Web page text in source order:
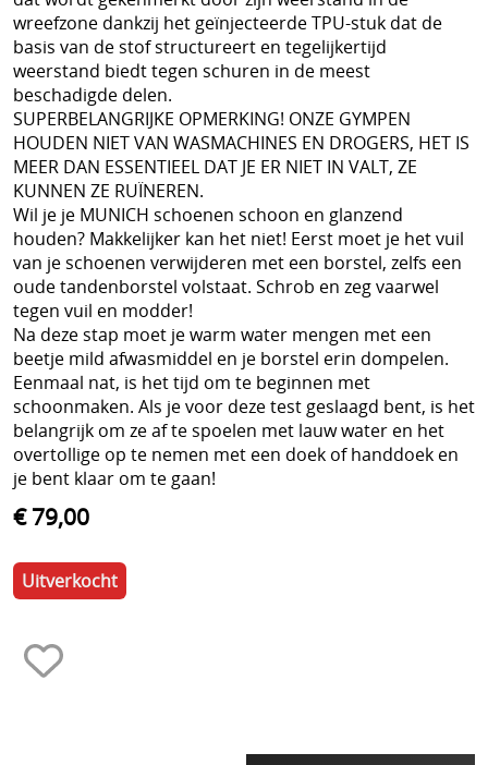
Tennis
Trainers Materiaal
wreefzone dankzij het geïnjecteerde TPU-stuk dat de
basis van de stof structureert en tegelijkertijd
weerstand biedt tegen schuren in de meest
beschadigde delen.
SUPERBELANGRIJKE OPMERKING! ONZE GYMPEN
HOUDEN NIET VAN WASMACHINES EN DROGERS, HET IS
MEER DAN ESSENTIEEL DAT JE ER NIET IN VALT, ZE
KUNNEN ZE RUÏNEREN.
Wil je je MUNICH schoenen schoon en glanzend
houden? Makkelijker kan het niet! Eerst moet je het vuil
van je schoenen verwijderen met een borstel, zelfs een
oude tandenborstel volstaat. Schrob en zeg vaarwel
tegen vuil en modder!
Na deze stap moet je warm water mengen met een
beetje mild afwasmiddel en je borstel erin dompelen.
Eenmaal nat, is het tijd om te beginnen met
schoonmaken. Als je voor deze test geslaagd bent, is het
belangrijk om ze af te spoelen met lauw water en het
overtollige op te nemen met een doek of handdoek en
je bent klaar om te gaan!
€ 79,00
Uitverkocht